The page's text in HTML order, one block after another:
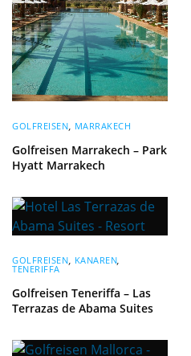
GOLFREISEN MARRAKECH
Golfreisen Marrakech – Park
Hyatt Marrakech
GOLFREISEN KANAREN
TENERIFFA
Golfreisen Teneriffa – Las
Terrazas de Abama Suites